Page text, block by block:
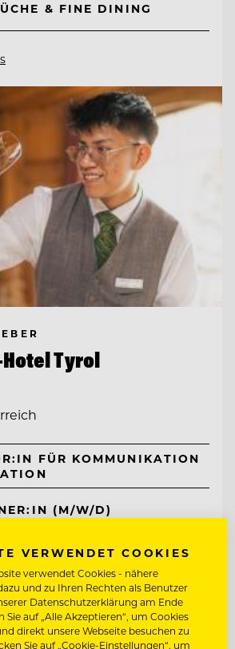
& FINE DINING
Tyrol
FÜR KOMMUNIKATION
(M/W/D)
VERWENDET COOKIES
verwendet Cookies - nähere
und zu Ihren Rechten als Benutzer
Datenschutzerklärung am Ende
Sie auf „Alle Akzeptieren“, um Cookies
direkt unsere Webseite besuchen zu
Sie auf „Cookie-Einstellungen“, um